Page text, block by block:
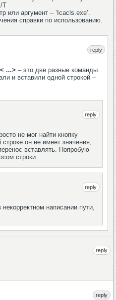
T
аргумент – ‘Icacls.exe’.
справки по использованию.
...> – это две разные команды.
и вставили одной строкой –
reply
не мог найти кнопку
он не имеет значения,
вставлять. Попробую
строки.
reply
написании пути,
reply
reply
reply